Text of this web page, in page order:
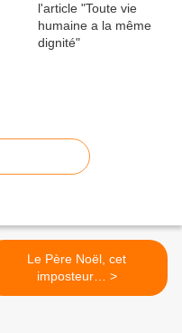
Le Père Noël, cet
imposteur… >